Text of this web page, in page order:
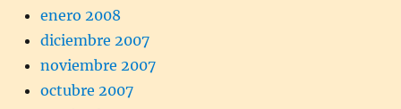
enero 2008
diciembre 2007
noviembre 2007
octubre 2007